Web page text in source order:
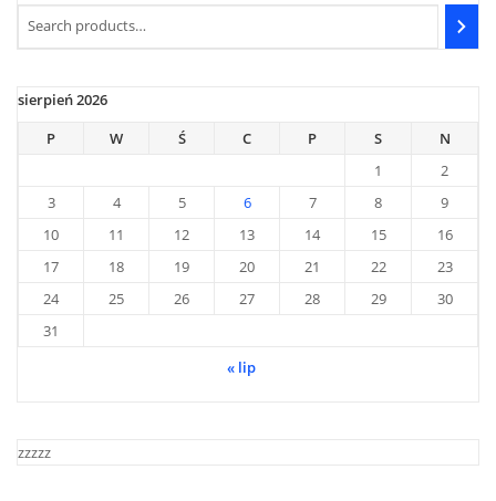
sierpień 2026
P
W Ś C P S
N
1
2
3
4 5 6 7 8
9
10
11 12 13 14 15
16
17
18 19 20 21 22
23
24
25 26 27 28 29
30
31
« lip
zzzzz